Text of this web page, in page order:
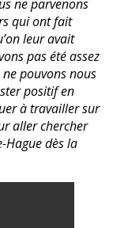
ne parvenons
qui ont fait
leur avait
pas été assez
pouvons nous
positif en
à travailler sur
aller chercher
Hague dès la